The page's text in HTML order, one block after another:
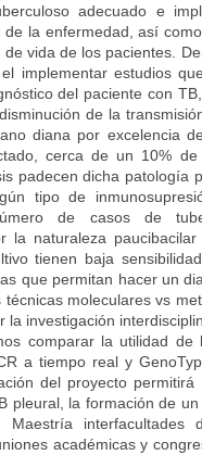
adecuado e
de la enfermedad, así
vida de los pacientes.
implementar estudios
del paciente con
de la
diana por excelencia
cerca de un 10%
padecen dicha patología
tipo de
de casos de
la naturaleza
tienen baja
que permitan hacer un
técnicas moleculares vs
la investigación
comparar la utilidad de
a tiempo real y
del proyecto
pleural, la formación de
interfacultades
académicas y